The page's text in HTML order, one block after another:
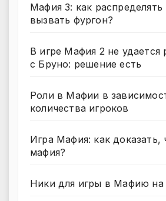
Мафия 3: как
вызвать фургон?
В игре Мафия 2 не удается
с Бруно: решение есть
Роли в Мафии в
количества игроков
Игра Мафия: как доказать,
мафия?
Ники для игры в Мафию на